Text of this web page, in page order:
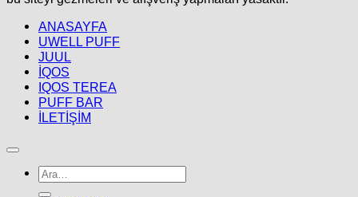
ANASAYFA
UWELL PUFF
JUUL
İQOS
IQOS TEREA
PUFF BAR
İLETİŞİM
Ara: